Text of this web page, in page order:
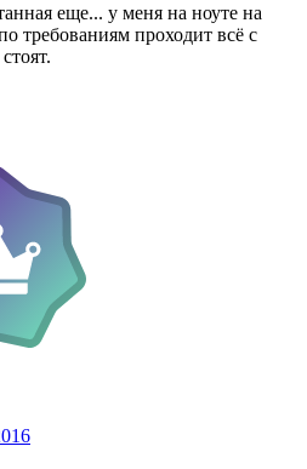
еще... у меня на ноуте на
требованиям проходит всё с